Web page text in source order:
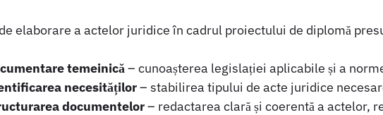
elaborare a actelor juridice în cadrul proiectului de diplomă
temeinică– cunoașterea legislației aplicabile și a
necesităților– stabilirea tipului de acte juridice
documentelor– redactarea clară și coerentă a actelor,